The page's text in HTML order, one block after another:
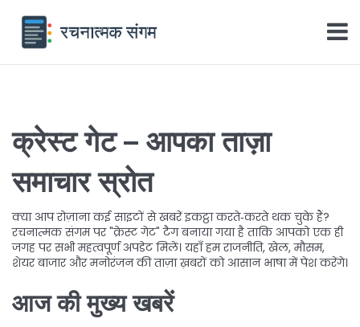
क्रेस्ट गेट – आपका ताज़ा
समाचार स्रोत
क्या आप रोज़ाना कई साइटों से खबरें इकट्ठा करते‑करते थक चुके हैं?
रचनात्मक संगम पर "क्रेस्ट गेट" टैग बनाया गया है ताकि आपको एक ही
जगह पर सभी महत्वपूर्ण अपडेट मिलें। यहाँ हम राजनीति, खेल, मौसम,
शेयर बाजार और मनोरंजन की ताज़ा ख़बरों को आसान भाषा में पेश करेंगे।
आज की मुख्य खबरें